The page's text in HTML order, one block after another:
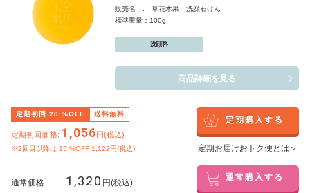
販売名 : 草花木果 洗顔石けん
標準重量：100g
洗顔料
商品詳細を見る
定期初回 20 %OFF 送料無料
定期初回価格: 1,056円(税込)
※2回目以降は 15 %OFF 1,122円(税込)
定期購入する
定期お届けおトク便とは＞
通常価格 1,320 円(税込) 通常購入する